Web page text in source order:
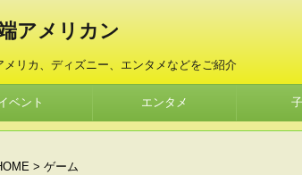
アメリカン
メリカ、ディズニー、エンタメなどをご紹介
ベント エンタメ
> ゲーム